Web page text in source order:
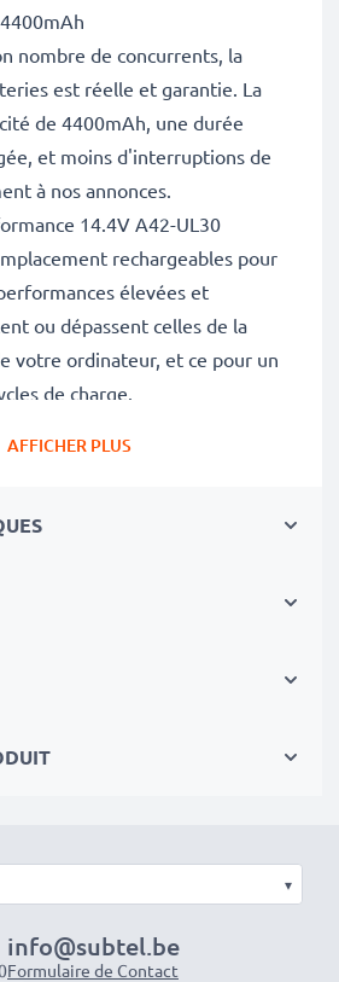
nombre de concurrents, la
est réelle et garantie. La
de 4400mAh, une durée
et moins d'interruptions de
à nos annonces.
14.4V A42-UL30
rechargeables pour
élevées et
ou dépassent celles de la
votre ordinateur, et ce pour un
de charge.
stricts et rigoureux afin de
votre empreinte écologique
batterie de remplacement
capacité plus élevée (1000mAh
en bas ou à l’arrière
de même à l’utilisation. Elle est
AFFICHER PLUS
▾
info@subtel.be
Formulaire de Contact